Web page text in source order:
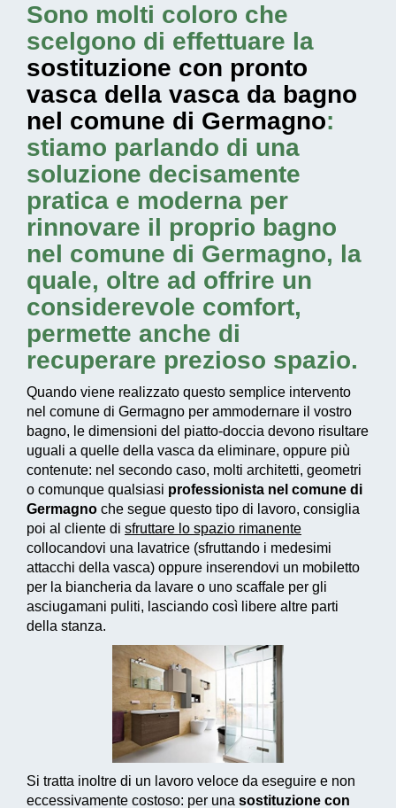
Sono molti coloro che
scelgono di effettuare la
sostituzione con pronto
vasca della vasca da bagno
nel comune di Germagno:
stiamo parlando di una
soluzione decisamente
pratica e moderna per
rinnovare il proprio bagno
nel comune di Germagno, la
quale, oltre ad offrire un
considerevole comfort,
permette anche di
recuperare prezioso spazio.
Quando viene realizzato questo semplice intervento
nel comune di Germagno per ammodernare il vostro
bagno, le dimensioni del piatto-doccia devono risultare
uguali a quelle della vasca da eliminare, oppure più
contenute: nel secondo caso, molti architetti, geometri
o comunque qualsiasi professionista nel comune di
Germagno che segue questo tipo di lavoro, consiglia
poi al cliente di sfruttare lo spazio rimanente
collocandovi una lavatrice (sfruttando i medesimi
attacchi della vasca) oppure inserendovi un mobiletto
per la biancheria da lavare o uno scaffale per gli
asciugamani puliti, lasciando così libere altre parti
della stanza.
Si tratta inoltre di un lavoro veloce da eseguire e non
eccessivamente costoso: per una sostituzione con